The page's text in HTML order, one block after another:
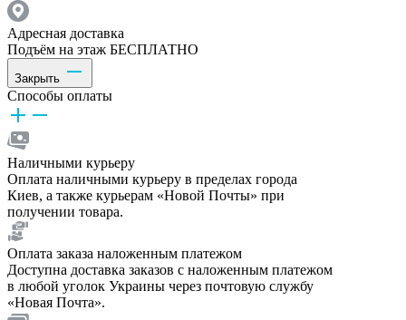
Адресная доставка
Подъём на этаж БЕСПЛАТНО
Закрыть
Способы оплаты
Наличными курьеру
Оплата наличными курьеру в пределах города
Киев, а также курьерам «Новой Почты» при
получении товара.
Оплата заказа наложенным платежом
Доступна доставка заказов с наложенным платежом
в любой уголок Украины через почтовую службу
«Новая Почта».